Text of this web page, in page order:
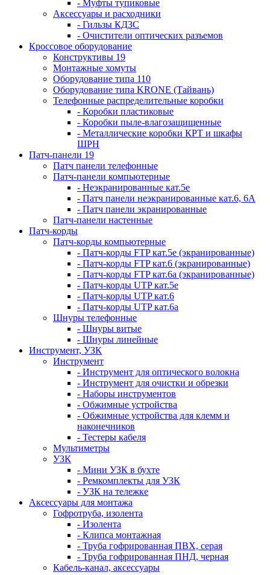
- Муфты тупиковые
Аксессуары и расходники
- Гильзы КДЗС
- Очистители оптических разъемов
Кроссовое оборудование
Конструктивы 19
Монтажные хомуты
Оборудование типа 110
Оборудование типа KRONE (Тайвань)
Телефонные распределительные коробки
- Коробки пластиковые
- Коробки пыле-влагозащищенные
- Металлические коробки КРТ и шкафы
ШРН
Патч-панели 19
Патч панели телефонные
Патч-панели компьютерные
- Неэкранированные кат.5е
- Патч панели неэкранированные кат.6, 6А
- Патч панели экранированные
Патч-панели настенные
Патч-корды
Патч-корды компьютерные
- Патч-корды FTP кат.5е (экранированные)
- Патч-корды FTP кат.6 (экранированные)
- Патч-корды FTP кат.6а (экранированные)
- Патч-корды UTP кат.5е
- Патч-корды UTP кат.6
- Патч-корды UTP кат.6а
Шнуры телефонные
- Шнуры витые
- Шнуры линейные
Инструмент, УЗК
Инструмент
- Инструмент для оптического волокна
- Инструмент для очистки и обрезки
- Наборы инструментов
- Обжимные устройства
- Обжимные устройства для клемм и
наконечников
- Тестеры кабеля
Мультиметры
УЗК
- Мини УЗК в бухте
- Ремкомплекты для УЗК
- УЗК на тележке
Аксессуары для монтажа
Гофротруба, изолента
- Изолента
- Клипса монтажная
- Труба гофрированная ПВХ, серая
- Труба гофрированная ПНД, черная
Кабель-канал, аксессуары